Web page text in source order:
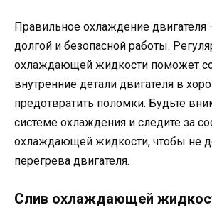
Правильное охлаждение двигателя
долгой и безопасной работы.
охлаждающей жидкости поможет
внутренние детали двигателя в
предотвратить поломки. Будьте
системе охлаждения и следите за
охлаждающей жидкости, чтобы не
перегрева двигателя.
Слив охлаждающей